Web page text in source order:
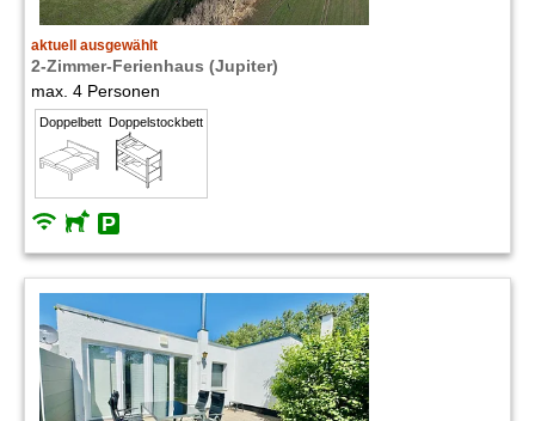
aktuell ausgewählt
2-Zimmer-Ferienhaus (Jupiter)
max. 4 Personen
Doppelbett Doppelstockbett